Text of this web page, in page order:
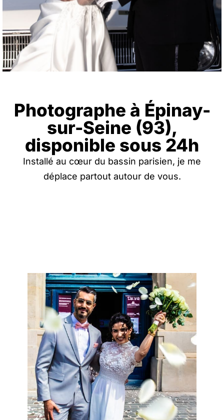
Photographe à Épinay-
sur-Seine (93),
disponible sous 24h
Installé au cœur du bassin parisien, je me
déplace partout autour de vous.